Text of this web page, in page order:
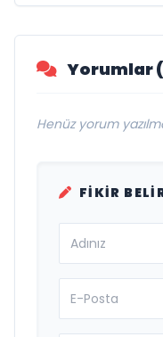
Yorumlar
Henüz yorum
FIKIR